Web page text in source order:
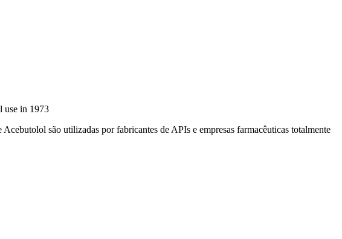
use in 1973
são utilizadas por fabricantes de APIs e empresas farmacêuticas totalmente